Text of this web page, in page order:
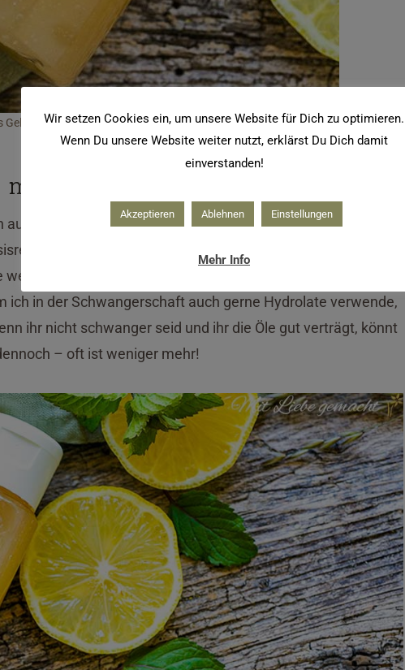
Gel für die Beine mit Pfefferminze
und darf nicht alle und auch nicht zu viele
eher mild gehalten. Wenn du dir unsicher bist, oder
Ätherische Öle stecken voller Pflanzenkraft, die man
ich in der Schwangerschaft auch gerne Hydrolate verwende,
ihr nicht schwanger seid und ihr die Öle gut verträgt, könnt
– oft ist weniger mehr!
Wir setzen Cookies ein, um unsere Website für Dich zu optimieren.
Wenn Du unsere Website weiter nutzt, erklärst Du Dich damit
einverstanden!
Akzeptieren Ablehnen Einstellungen
Mehr Info